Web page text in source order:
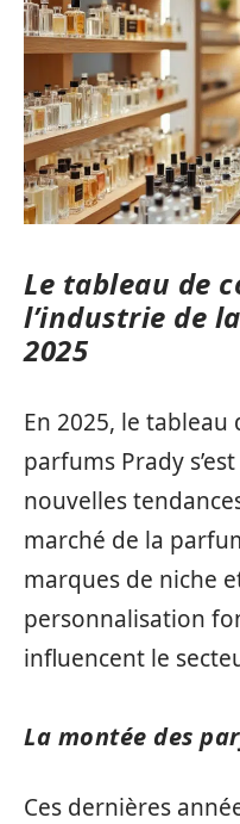
Le tableau de
l’industrie de
2025
En 2025, le tableau
parfums Prady
nouvelles
marché de la
marques de niche
personnalisation
influencent le
La montée des
Ces dernières